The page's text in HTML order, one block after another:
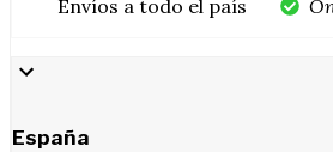
Envíos a todo el país
España